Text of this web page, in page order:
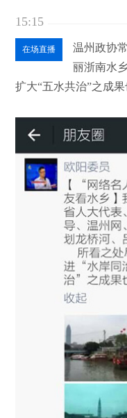
15:15
在场直播
温州政协
丽浙南水
扩大“五水共治”之成